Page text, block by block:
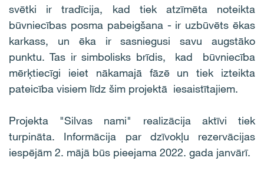
svētki ir tradīcija, kad tiek atzīmēta noteikta
būvniecības posma pabeigšana - ir uzbūvēts ēkas
karkass, un ēka ir sasniegusi savu augstāko
punktu. Tas ir simbolisks brīdis, kad būvniecība
mērķtiecīgi ieiet nākamajā fāzē un tiek izteikta
pateicība visiem līdz šim projektā iesaistītajiem.
Projekta "Silvas nami" realizācija aktīvi tiek
turpināta. Informācija par dzīvokļu rezervācijas
iespējām 2. mājā būs pieejama 2022. gada janvārī.